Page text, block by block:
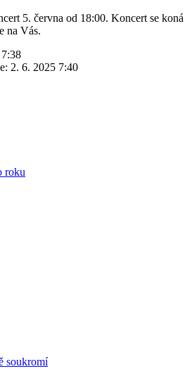
5. června od 18:00. Koncert se koná
na Vás.
2. 6. 2025 7:40
roku
soukromí